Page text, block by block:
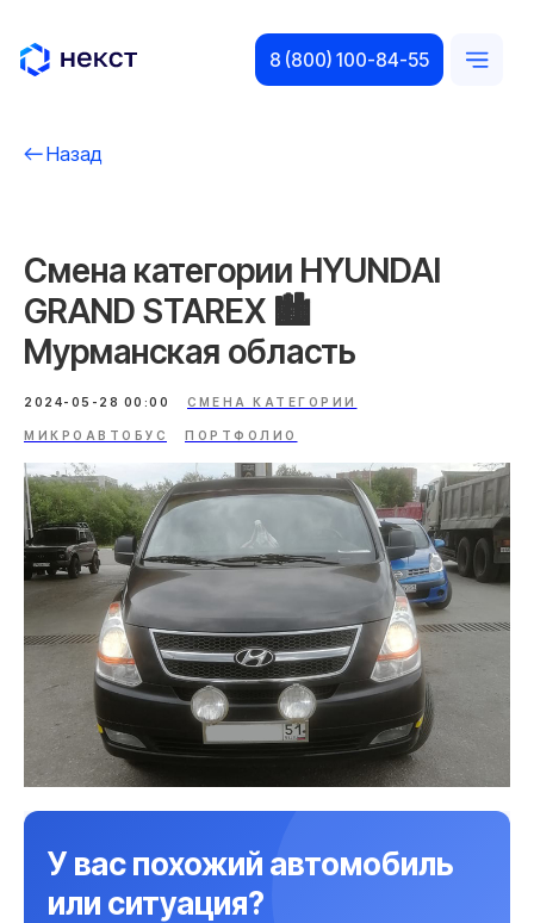
8 (800) 100-84-55
Смена категории HYUNDAI
GRAND STAREX 🏙️
Мурманская область
2024-05-28 00:00 СМЕНА КАТЕГОРИИ
МИКРОАВТОБУС ПОРТФОЛИО
У вас похожий автомобиль
или ситуация?